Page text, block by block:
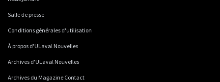
Salle de presse
Conditions générales d'utilisation
À propos d'ULaval Nouvelles
Archives d'ULaval Nouvelles
Archives du Magazine Contact